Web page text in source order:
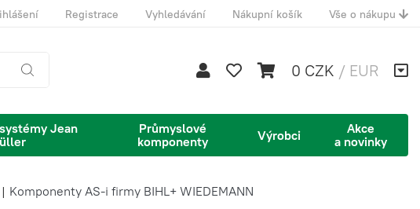
Registrace Vyhledávání Nákupní košík Vše o nákupu
0 CZK / EUR
Jean
Průmyslové
komponenty
Výrobci
Akce
a novinky
| Komponenty AS-i firmy BIHL+ WIEDEMANN